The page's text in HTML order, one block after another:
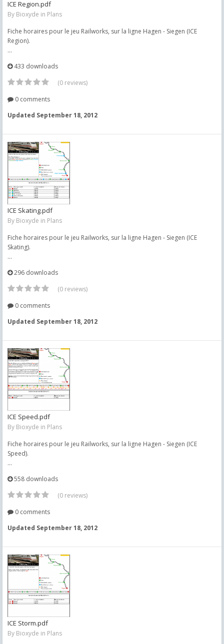
ICE Region.pdf
By Bioxyde in Plans
Fiche horaires pour le jeu Railworks, sur la ligne Hagen - Siegen (ICE
Region).
...
433 downloads
(0 reviews)
0 comments
Updated September 18, 2012
ICE Skating.pdf
By Bioxyde in Plans
Fiche horaires pour le jeu Railworks, sur la ligne Hagen - Siegen (ICE
Skating).
...
296 downloads
(0 reviews)
0 comments
Updated September 18, 2012
ICE Speed.pdf
By Bioxyde in Plans
Fiche horaires pour le jeu Railworks, sur la ligne Hagen - Siegen (ICE
Speed).
...
558 downloads
(0 reviews)
0 comments
Updated September 18, 2012
ICE Storm.pdf
By Bioxyde in Plans